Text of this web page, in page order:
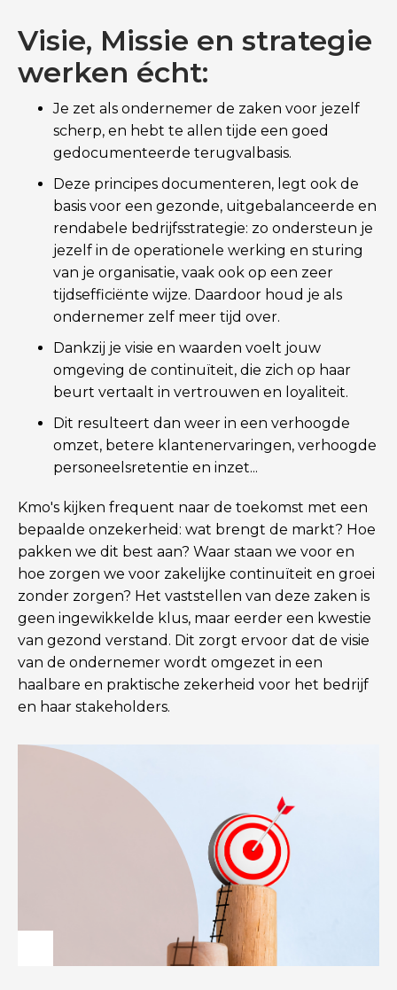
Visie, Missie en strategie
werken écht:
Je zet als ondernemer de zaken voor jezelf
scherp, en hebt te allen tijde een goed
gedocumenteerde terugvalbasis.
Deze principes documenteren, legt ook de
basis voor een gezonde, uitgebalanceerde en
rendabele bedrijfsstrategie: zo ondersteun je
jezelf in de operationele werking en sturing
van je organisatie, vaak ook op een zeer
tijdsefficiënte wijze. Daardoor houd je als
ondernemer zelf meer tijd over.
Dankzij je visie en waarden voelt jouw
omgeving de continuïteit, die zich op haar
beurt vertaalt in vertrouwen en loyaliteit.
Dit resulteert dan weer in een verhoogde
omzet, betere klantenervaringen, verhoogde
personeelsretentie en inzet...
Kmo's kijken frequent naar de toekomst met een
bepaalde onzekerheid: wat brengt de markt? Hoe
pakken we dit best aan? Waar staan we voor en
hoe zorgen we voor zakelijke continuïteit en groei
zonder zorgen? Het vaststellen van deze zaken is
geen ingewikkelde klus, maar eerder een kwestie
van gezond verstand. Dit zorgt ervoor dat de visie
van de ondernemer wordt omgezet in een
haalbare en praktische zekerheid voor het bedrijf
en haar stakeholders.